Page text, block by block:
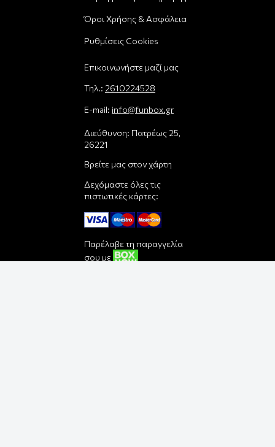
Όροι Χρήσης & Ασφάλεια
Ρυθμίσεις Cookies
Επικοινωνήστε μαζί μας
Τηλ.: 2610224528
E-mail: info@funbox.gr
Διεύθυνση: Πατρέως 25,
26221
Βρείτε μας στον χάρτη
Δεχόμαστε όλες τις
πιστωτικές κάρτες:
Παρέλαβε τη παραγγελία
σου με